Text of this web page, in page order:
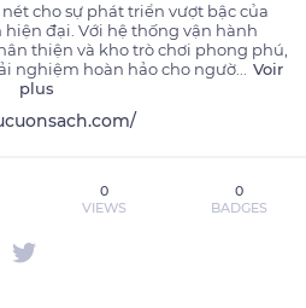
cho sự phát triển vượt bậc của
đại. Với hệ thống vận hành
thiện và kho trò chơi phong phú,
nghiệm hoàn hảo cho ngườ...
Voir
plus
0
VIEWS
0
BADGES